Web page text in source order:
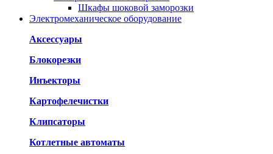
Шкафы шоковой заморозки
Электромеханическое оборудование
Аксессуары
Блокорезки
Инъекторы
Картофелечистки
Клипсаторы
Котлетные автоматы